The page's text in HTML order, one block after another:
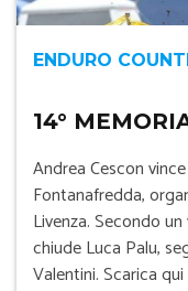
ENDURO
14°
Andrea Cescon
Fontanafredda,
Livenza. Secondo
chiude Luca Palu,
Valentini. Scarica